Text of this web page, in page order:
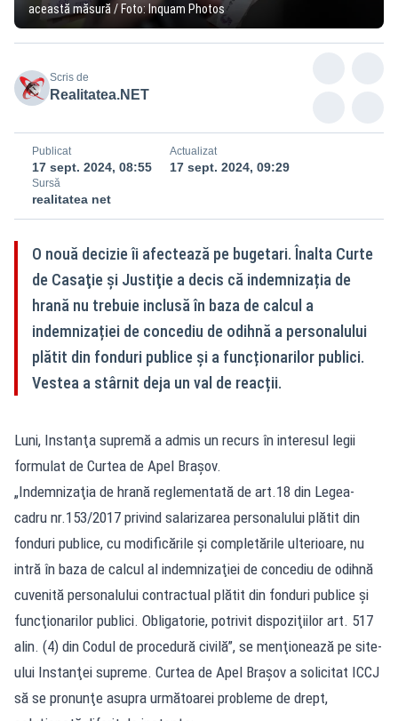
această măsură / Foto: Inquam Photos
Scris de
Realitatea.NET
Publicat
17 sept. 2024, 08:55
Actualizat
17 sept. 2024, 09:29
Sursă
realitatea net
O nouă decizie îi afectează pe bugetari. Înalta Curte
de Casaţie şi Justiţie a decis că indemnizația de
hrană nu trebuie inclusă în baza de calcul a
indemnizației de concediu de odihnă a personalului
plătit din fonduri publice şi a funcționarilor publici.
Vestea a stârnit deja un val de reacții.
Luni, Instanţa supremă a admis un recurs în interesul legii
formulat de Curtea de Apel Braşov.
„Indemnizaţia de hrană reglementată de art.18 din Legea-
cadru nr.153/2017 privind salarizarea personalului plătit din
fonduri publice, cu modificările şi completările ulterioare, nu
intră în baza de calcul al indemnizaţiei de concediu de odihnă
cuvenită personalului contractual plătit din fonduri publice şi
funcţionarilor publici. Obligatorie, potrivit dispoziţiilor art. 517
alin. (4) din Codul de procedură civilă”, se menţionează pe site-
ului Instanţei supreme. Curtea de Apel Braşov a solicitat ICCJ
să se pronunţe asupra următoarei probleme de drept,